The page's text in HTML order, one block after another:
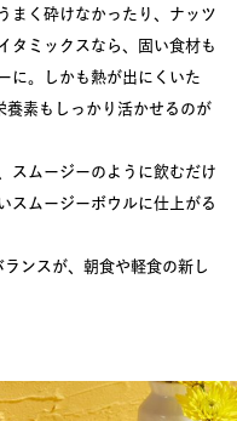
まく砕けなかったり、ナッツ
タミックスなら、固い食材も
に。しかも熱が出にくいた
養素もしっかり活かせるのが
スムージーのように飲むだけ
スムージーボウルに仕上がる
ンスが、朝食や軽食の新し